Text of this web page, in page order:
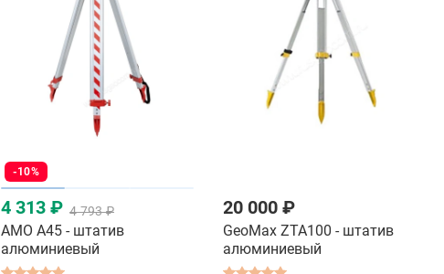
-10%
4 313 ₽ 4 793 ₽
AMO A45 - штатив
алюминиевый
20 000 ₽
GeoMax ZTA100 - штатив
алюминиевый